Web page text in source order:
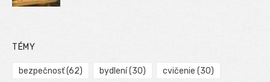
TÉMY
bezpečnosť(62) bydlení(30) cvičenie (30)